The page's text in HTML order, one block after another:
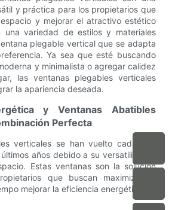
y práctica para los propietarios que
y mejorar el atractivo estético
una variedad de estilos y materiales
plegable vertical que se adapta
Ya sea que esté buscando
y minimalista o agregar calidez
las ventanas plegables verticales
la apariencia deseada.
y Ventanas Abatibles
Perfecta
verticales se han vuelto cada vez
años debido a su versatilidad y
Estas ventanas son la solución
que buscan maximizar el
mejorar la eficiencia energética de